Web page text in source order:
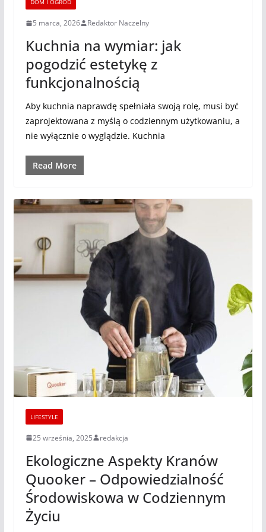
DOM I OGRÓD
5 marca, 2026 Redaktor Naczelny
Kuchnia na wymiar: jak
pogodzić estetykę z
funkcjonalnością
Aby kuchnia naprawdę spełniała swoją rolę, musi być
zaprojektowana z myślą o codziennym użytkowaniu, a
nie wyłącznie o wyglądzie. Kuchnia
Read More
LIFESTYLE
25 września, 2025 redakcja
Ekologiczne Aspekty Kranów
Quooker – Odpowiedzialność
Środowiskowa w Codziennym
Życiu